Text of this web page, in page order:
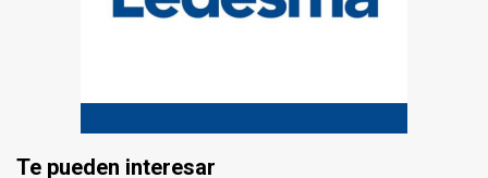
Te pueden interesar